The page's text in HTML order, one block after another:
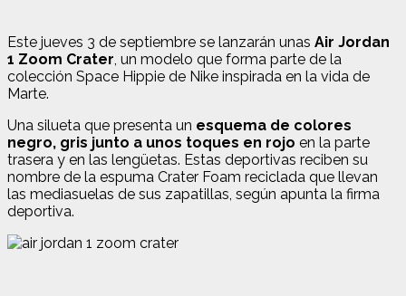
Este jueves 3 de septiembre se lanzarán unas Air Jordan
1 Zoom Crater, un modelo que forma parte de la
colección Space Hippie de Nike inspirada en la vida de
Marte.
Una silueta que presenta un esquema de colores
negro, gris junto a unos toques en rojo en la parte
trasera y en las lengüetas. Estas deportivas reciben su
nombre de la espuma Crater Foam reciclada que llevan
las mediasuelas de sus zapatillas, según apunta la firma
deportiva.